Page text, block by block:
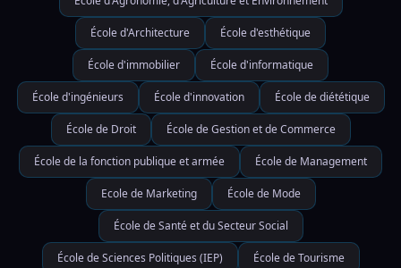
École d'Architecture École d'esthétique
École d'immobilier École d'informatique
École d'ingénieurs École d'innovation École de diététique
École de Droit École de Gestion et de Commerce
École de la fonction publique et armée École de Management
Ecole de Marketing École de Mode
École de Santé et du Secteur Social
École de Sciences Politiques (IEP) École de Tourisme